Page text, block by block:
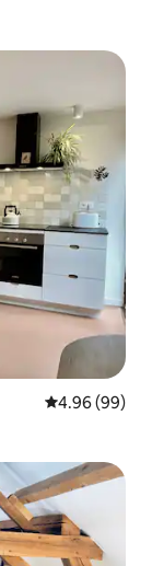
Calificación
4.96 (99)